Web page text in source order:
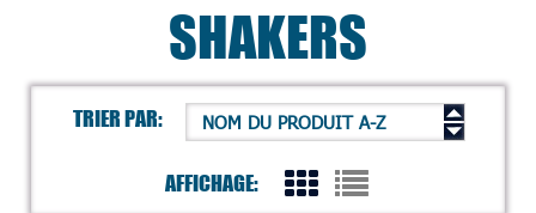
SHAKERS
TRIER PAR: NOM DU PRODUIT A-Z
AFFICHAGE: